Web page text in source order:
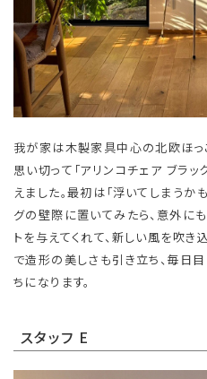
我が家は木製家具中心の北欧ほっ
思い切って「アリンコチェア ブラッ
えました。最初は「浮いてしまうか
グの壁際に置いてみたら、意外に
トを与えてくれて、新しい風を吹き
で造形の美しさも引き立ち、毎日
ちになります。
スタッフ E